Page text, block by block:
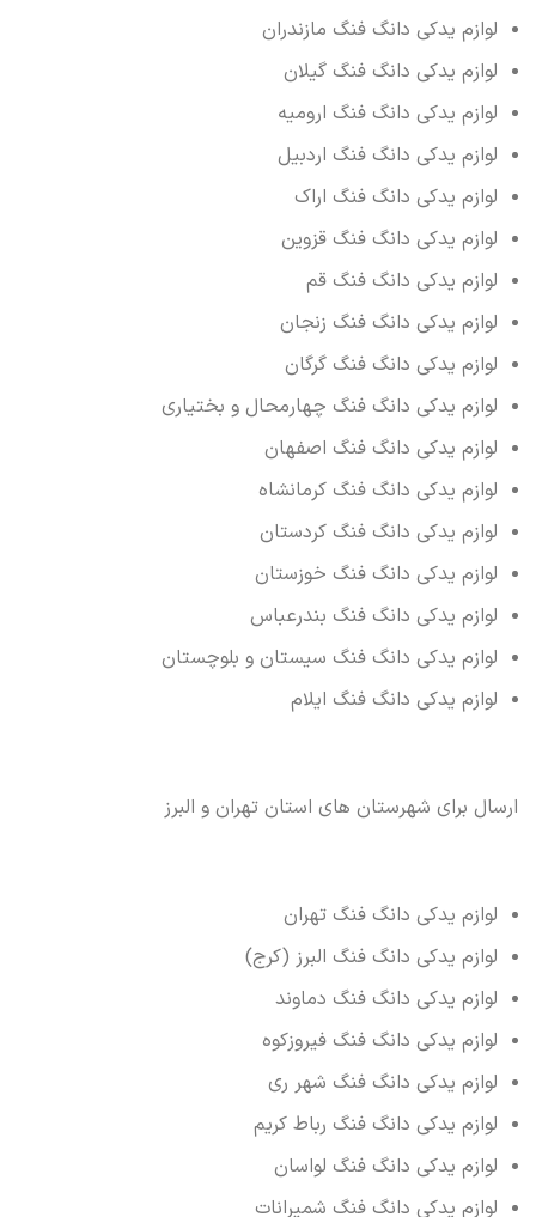
لوازم یدکی دانگ فنگ مازندران
لوازم یدکی دانگ فنگ گیلان
لوازم یدکی دانگ فنگ ارومیه
لوازم یدکی دانگ فنگ اردبیل
لوازم یدکی دانگ فنگ اراک
لوازم یدکی دانگ فنگ قزوین
لوازم یدکی دانگ فنگ قم
لوازم یدکی دانگ فنگ زنجان
لوازم یدکی دانگ فنگ گرگان
لوازم یدکی دانگ فنگ چهارمحال و بختیاری
لوازم یدکی دانگ فنگ اصفهان
لوازم یدکی دانگ فنگ کرمانشاه
لوازم یدکی دانگ فنگ کردستان
لوازم یدکی دانگ فنگ خوزستان
لوازم یدکی دانگ فنگ بندرعباس
لوازم یدکی دانگ فنگ سیستان و بلوچستان
لوازم یدکی دانگ فنگ ایلام
ارسال برای شهرستان های استان تهران و البرز
لوازم یدکی دانگ فنگ تهران
لوازم یدکی دانگ فنگ البرز (کرج)
لوازم یدکی دانگ فنگ دماوند
لوازم یدکی دانگ فنگ فیروزکوه
لوازم یدکی دانگ فنگ شهر ری
لوازم یدکی دانگ فنگ رباط کریم
لوازم یدکی دانگ فنگ لواسان
لوازم یدکی دانگ فنگ شمیرانات